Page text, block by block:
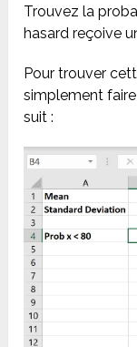
Trouvez la
hasard reçoive
Pour trouver
simplement faire
suit :